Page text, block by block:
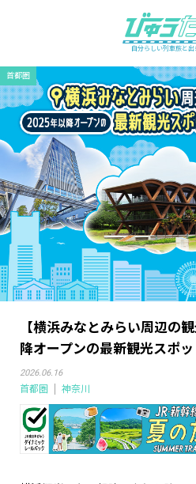
自分らしい列車旅と出
首都圏
【横浜みなとみらい周辺の
降オープンの最新観光スポ
2026.06.16
首都圏 神奈川